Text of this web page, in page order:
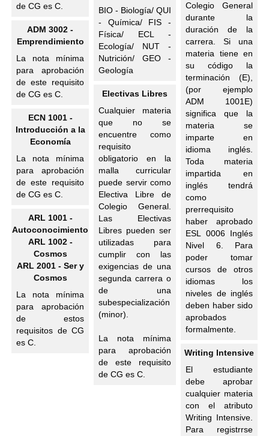
de CG es C.
ADM 3002 -
Emprendimiento
La nota mínima
para aprobación
de este requisito
de CG es C.
ECN 1001 -
Introducción a la
Economía
La nota mínima
para aprobación
de este requisito
de CG es C.
ARL 1001 -
Autoconocimiento
ARL 1002 -
Cosmos
ARL 2001 - Ser y
Cosmos
La nota mínima
para aprobación
de estos
requisitos de CG
es C.
BIO - Biología/ QUI
- Química/ FIS -
Física/ ECL -
Ecología/ NUT -
Nutrición/ GEO -
Geología
Electivas Libres
Cualquier materia
que no se
encuentre como
requisito
obligatorio en la
malla curricular
puede servir como
Electiva Libre de
Colegio General.
Las Electivas
Libres pueden ser
utilizadas para
cumplir con las
exigencias de una
segunda carrera o
de una
subespecialización
(minor).
La nota mínima
para aprobación
de este requisito
de CG es C.
Colegio General
durante la
duración de la
carrera. Si una
materia tiene en
su código la
terminación (E),
(por ejemplo
ADM 1001E)
significa que la
materia se
imparte en
idioma inglés.
Toda materia
impartida en
inglés tendrá
como
prerrequisito
haber aprobado
ESL 0006 Inglés
Nivel 6. Para
poder tomar
cursos de otros
idiomas los
niveles de inglés
deben haber sido
aprobados
formalmente.
Writing Intensive
El estudiante
debe aprobar
cualquier materia
con el atributo
Writing Intensive.
Para registrrse